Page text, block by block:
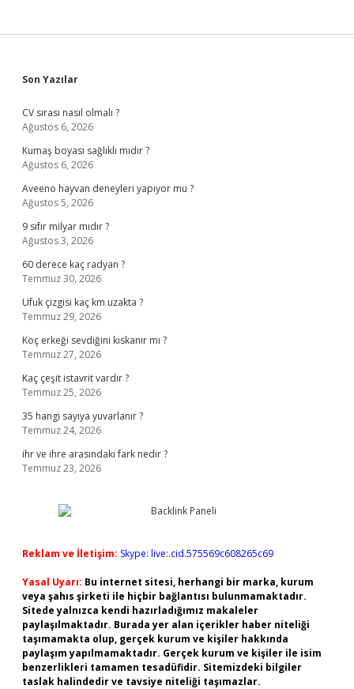
Sidebar
Son Yazılar
CV sırası nasıl olmalı ?
Ağustos 6, 2026
Kumaş boyası sağlıklı mıdır ?
Ağustos 6, 2026
Aveeno hayvan deneyleri yapıyor mu ?
Ağustos 5, 2026
9 sıfır milyar mıdır ?
Ağustos 3, 2026
60 derece kaç radyan ?
Temmuz 30, 2026
Ufuk çizgisi kaç km uzakta ?
Temmuz 29, 2026
Koç erkeği sevdiğini kıskanır mı ?
Temmuz 27, 2026
Kaç çeşit istavrit vardır ?
Temmuz 25, 2026
35 hangi sayıya yuvarlanır ?
Temmuz 24, 2026
ihr ve ihre arasındaki fark nedir ?
Temmuz 23, 2026
Reklam ve İletişim: Skype: live:.cid.575569c608265c69
Yasal Uyarı: Bu internet sitesi, herhangi bir marka, kurum
veya şahıs şirketi ile hiçbir bağlantısı bulunmamaktadır.
Sitede yalnızca kendi hazırladığımız makaleler
paylaşılmaktadır. Burada yer alan içerikler haber niteliği
taşımamakta olup, gerçek kurum ve kişiler hakkında
paylaşım yapılmamaktadır. Gerçek kurum ve kişiler ile isim
benzerlikleri tamamen tesadüfidir. Sitemizdeki bilgiler
taslak halindedir ve tavsiye niteliği taşımazlar.